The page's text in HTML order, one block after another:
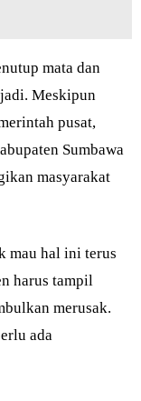
mata dan
Meskipun
pusat,
Sumbawa
masyarakat
mau hal ini terus
harus tampil
merusak.
ada